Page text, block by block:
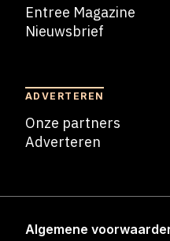
Entree Magazine
Nieuwsbrief
ADVERTEREN
Onze partners
Adverteren
Algemene